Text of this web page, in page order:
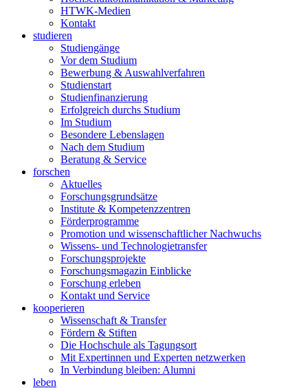
HTWK-Medien
Kontakt
studieren
Studiengänge
Vor dem Studium
Bewerbung & Auswahlverfahren
Studienstart
Studienfinanzierung
Erfolgreich durchs Studium
Im Studium
Besondere Lebenslagen
Nach dem Studium
Beratung & Service
forschen
Aktuelles
Forschungsgrundsätze
Institute & Kompetenzzentren
Förderprogramme
Promotion und wissenschaftlicher Nachwuchs
Wissens- und Technologietransfer
Forschungsprojekte
Forschungsmagazin Einblicke
Forschung erleben
Kontakt und Service
kooperieren
Wissenschaft & Transfer
Fördern & Stiften
Die Hochschule als Tagungsort
Mit Expertinnen und Experten netzwerken
In Verbindung bleiben: Alumni
leben